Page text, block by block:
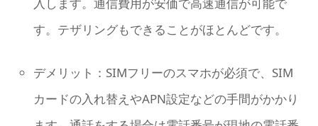
す。テザリングもできることがほとんどです。
デメリット：SIMフリーのスマホが必須で、SIM
カードの入れ替えやAPN設定などの手間がかかり